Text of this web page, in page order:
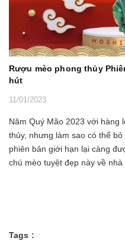
Rượu mèo phong thủy
hút
11/01/2023
Năm Quý Mão 2023 với hàng
thủy, nhưng làm sao có thể
phiên bản giới hạn lại càng
chú mèo tuyệt đẹp này về nhà
Tags :